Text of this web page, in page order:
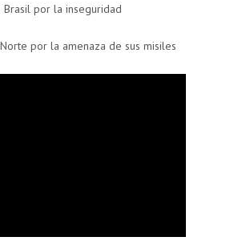
Brasil por la inseguridad
por la amenaza de sus misiles